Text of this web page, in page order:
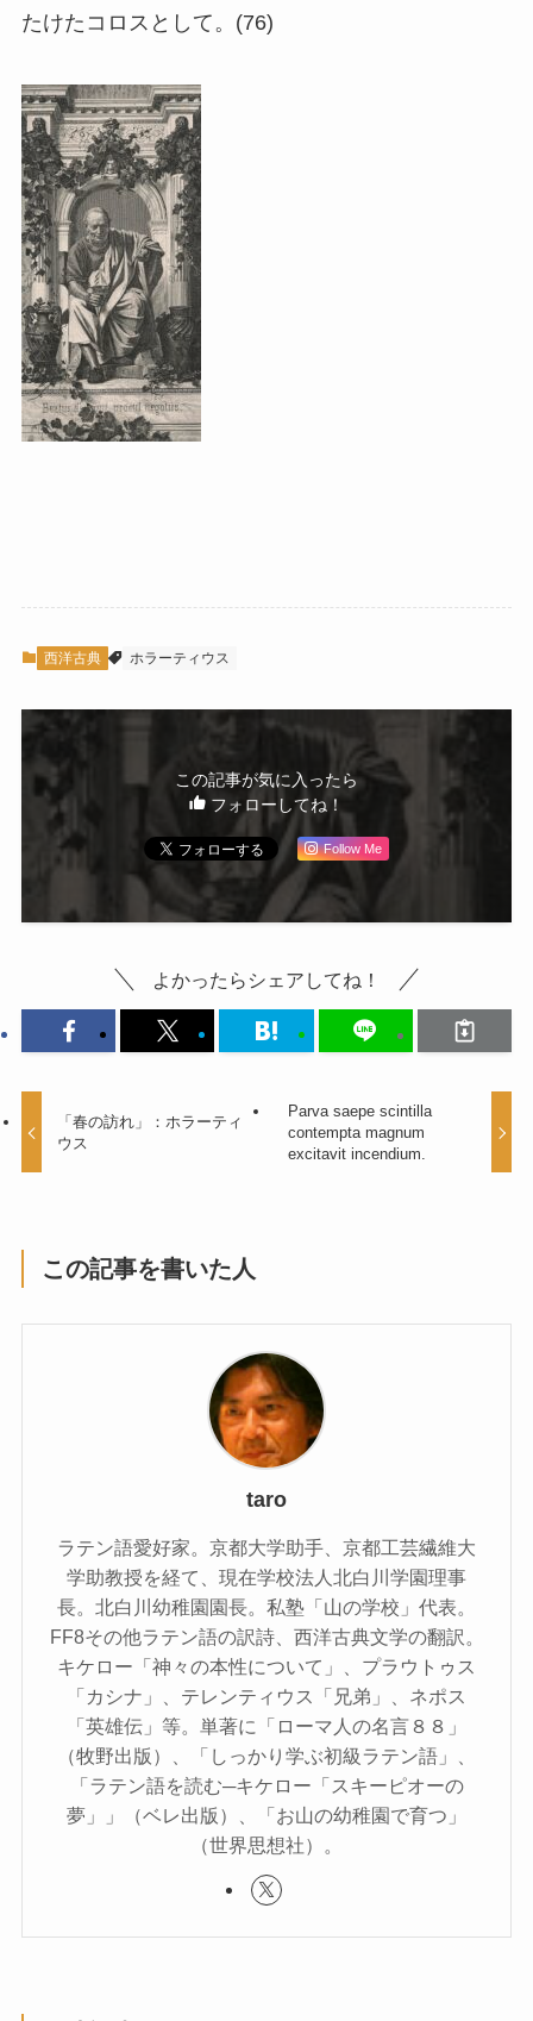
たけたコロスとして。(76)
西洋古典 ホラーティウス
この記事が気に入ったら
フォローしてね！
Follow Me
よかったらシェアしてね！
「春の訪れ」：ホラーティ
ウス
Parva saepe scintilla
contempta magnum
excitavit incendium.
この記事を書いた人
taro
ラテン語愛好家。京都大学助手、京都工芸繊維大
学助教授を経て、現在学校法人北白川学園理事
長。北白川幼稚園園長。私塾「山の学校」代表。
FF8その他ラテン語の訳詩、西洋古典文学の翻訳。
キケロー「神々の本性について」、プラウトゥス
「カシナ」、テレンティウス「兄弟」、ネポス
「英雄伝」等。単著に「ローマ人の名言８８」
（牧野出版）、「しっかり学ぶ初級ラテン語」、
「ラテン語を読む─キケロー「スキーピオーの
夢」」（ベレ出版）、「お山の幼稚園で育つ」
（世界思想社）。